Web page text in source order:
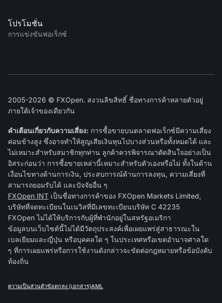
โปรโมชั่น
การแข่งขันฟอเร็กซ์
2005-2026 © FXOpen. สงวนลิขสิทธิ์ ชื่อทางการค้าหลายตัวอยู่
ภายใต้เจ้าของเดียวกัน
คำเตือนเกี่ยวกับความเสี่ยง: การซื้อขายบนตลาดฟอเร็กซ์มีความเสี่ยง
ค่อนข้างสูง ซึ่งอาจทำให้สูญเสียเงินทุนไปบางส่วนหรือทั้งหมดได้ และ
ไม่เหมาะสำหรับสมาชิกทุกท่าน ลูกค้าควรพิจารณาตัดสินใจอย่างเป็น
อิสระก่อนว่า การซื้อขายเหล่านี้เหมาะสำหรับตัวเองหรือไม่ ทั้งในด้าน
เงื่อนไขทางด้านการเงิน, ประสบการณ์ด้านการลงทุน, ความเสี่ยงที่
สามารถยอมรับได้ และปัจจัยอื่น ๆ
FXOpen INT เป็นชื่อทางการค้าของ FXOpen Markets Limited,
บริษัทที่จดทะเบียนในเนวิสที่มีเลขทะเบียนบริษัท C 42235
FXOpen ไม่ได้ให้บริการกับผู้ที่พำนักอยู่ในสหรัฐอเมริกา
ข้อมูลบนเว็บไซต์นี้ไม่ได้มีวัตถุประสงค์เพื่อเผยแพร่สู่สาธารณะใน
เบลเยียมและญี่ปุ่น หรือบุคคลใด ๆ ในประเทศหรือเขตอำนาจศาลใด
ๆ ที่การเผยแพร่หรือการใช้งานดังกล่าวจะขัดต่อกฎหมายหรือข้อบังคับ
ท้องถิ่น
ความเป็นส่วนตัวข้อตกลง (เอกสาร)AML